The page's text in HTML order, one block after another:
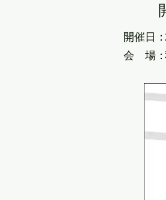
開催日：
​会 場：